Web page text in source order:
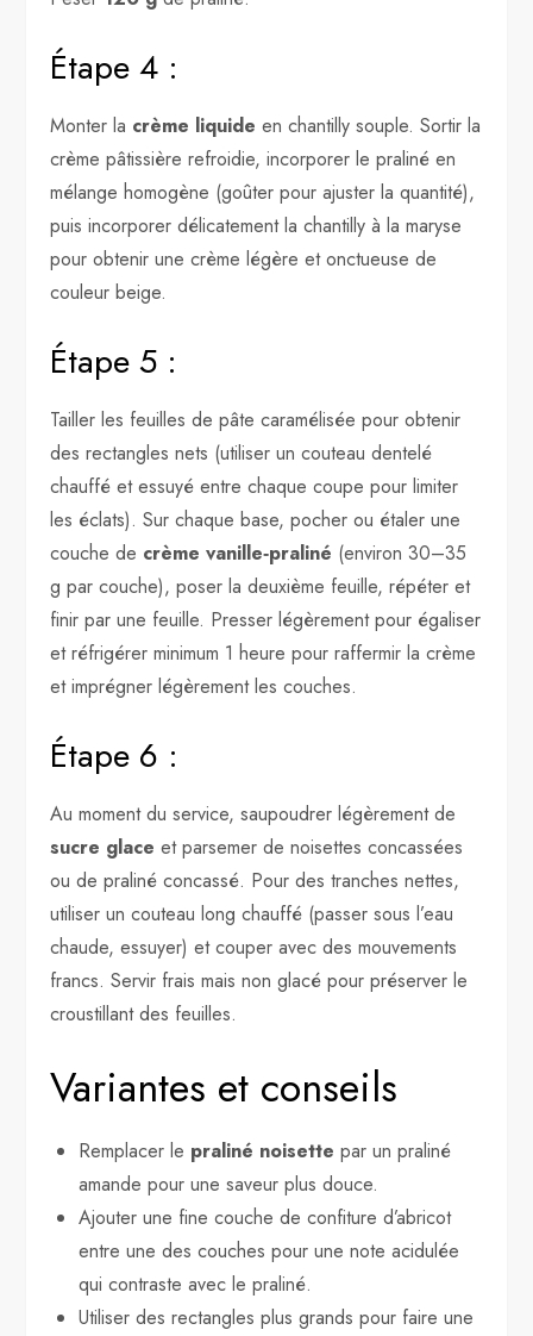
Étape 4 :
Monter la crème liquide en chantilly souple. Sortir la
crème pâtissière refroidie, incorporer le praliné en
mélange homogène (goûter pour ajuster la quantité),
puis incorporer délicatement la chantilly à la maryse
pour obtenir une crème légère et onctueuse de
couleur beige.
Étape 5 :
Tailler les feuilles de pâte caramélisée pour obtenir
des rectangles nets (utiliser un couteau dentelé
chauffé et essuyé entre chaque coupe pour limiter
les éclats). Sur chaque base, pocher ou étaler une
couche de crème vanille‑praliné (environ 30–35
g par couche), poser la deuxième feuille, répéter et
finir par une feuille. Presser légèrement pour égaliser
et réfrigérer minimum 1 heure pour raffermir la crème
et imprégner légèrement les couches.
Étape 6 :
Au moment du service, saupoudrer légèrement de
sucre glace et parsemer de noisettes concassées
ou de praliné concassé. Pour des tranches nettes,
utiliser un couteau long chauffé (passer sous l’eau
chaude, essuyer) et couper avec des mouvements
francs. Servir frais mais non glacé pour préserver le
croustillant des feuilles.
Variantes et conseils
Remplacer le praliné noisette par un praliné
amande pour une saveur plus douce.
Ajouter une fine couche de confiture d’abricot
entre une des couches pour une note acidulée
qui contraste avec le praliné.
Utiliser des rectangles plus grands pour faire une